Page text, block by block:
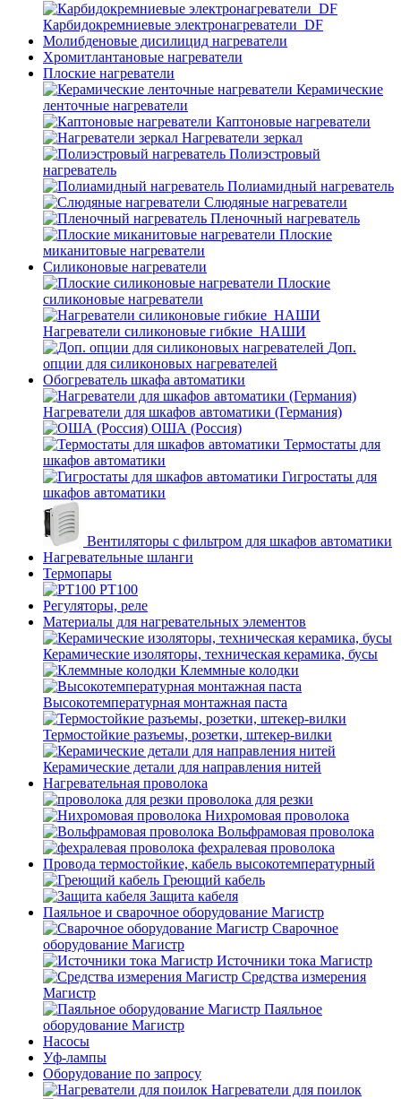
Карбидокремниевые электронагреватели_DF
Молибденовые дисилицид нагреватели
Хромитлантановые нагреватели
Плоские нагреватели
Керамические
ленточные нагреватели
Каптоновые нагреватели
Нагреватели зеркал
Полиэстровый
нагреватель
Полиамидный нагреватель
Слюдяные нагреватели
Пленочный нагреватель
Плоские
миканитовые нагреватели
Силиконовые нагреватели
Плоские
силиконовые нагреватели
Нагреватели силиконовые гибкие_НАШИ
Доп.
опции для силиконовых нагревателей
Обогреватель шкафа автоматики
Нагреватели для шкафов автоматики (Германия)
ОША (Россия)
Термостаты для
шкафов автоматики
Гигростаты для
шкафов автоматики
Вентиляторы с фильтром для шкафов автоматики
Нагревательные шланги
Термопары
PT100
Регуляторы, реле
Материалы для нагревательных элементов
Керамические изоляторы, техническая керамика, бусы
Клеммные колодки
Высокотемпературная монтажная паста
Термостойкие разъемы, розетки, штекер-вилки
Керамические детали для направления нитей
Нагревательная проволока
проволока для резки
Нихромовая проволока
Вольфрамовая проволока
фехралевая проволока
Провода термостойкие, кабель высокотемпературный
Греющий кабель
Защита кабеля
Паяльное и сварочное оборудование Магистр
Сварочное
оборудование Магистр
Источники тока Магистр
Средства измерения
Магистр
Паяльное
оборудование Магистр
Насосы
Уф-лампы
Оборудование по запросу
Нагреватели для поилок